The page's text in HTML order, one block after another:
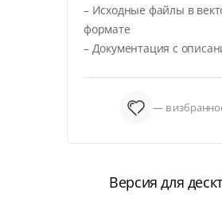
– Исходные файлы в
формате
– Документация с
— в
Версия для